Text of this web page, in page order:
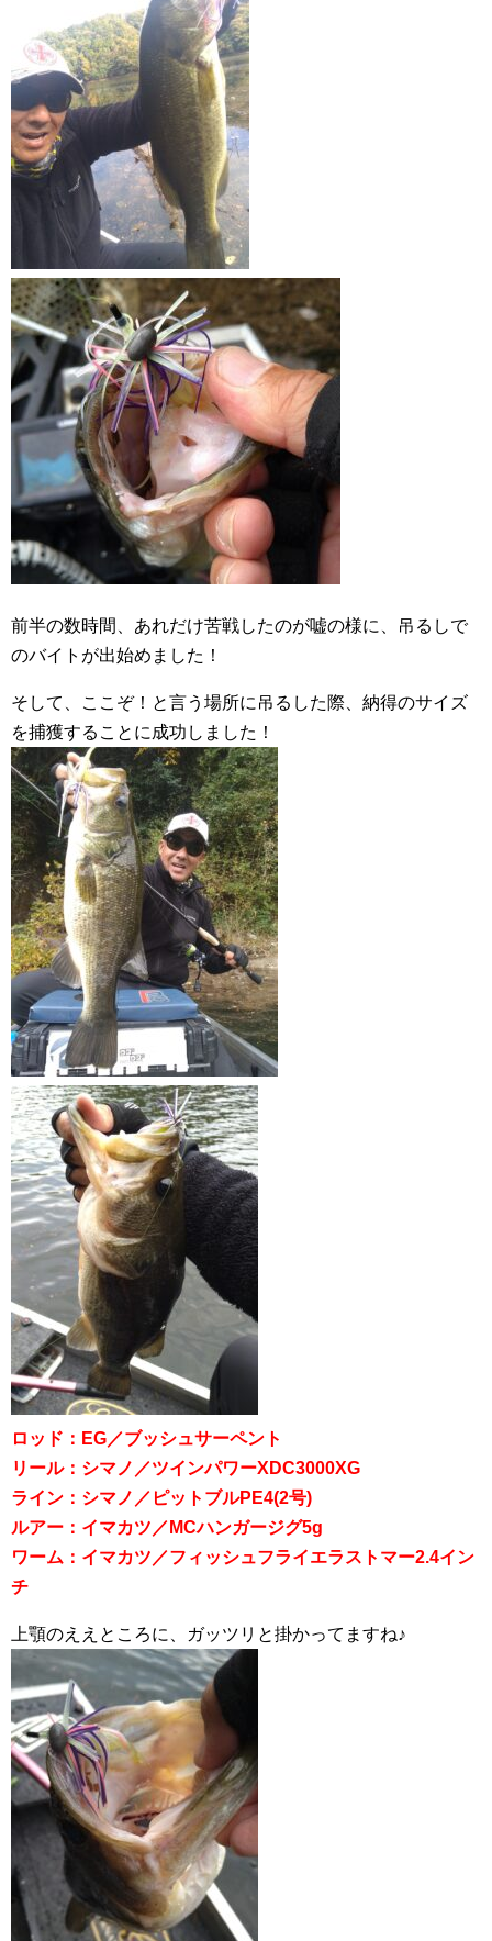
前半の数時間、あれだけ苦戦したのが嘘の様に、吊るしで
のバイトが出始めました！
そして、ここぞ！と言う場所に吊るした際、納得のサイズ
を捕獲することに成功しました！
ロッド：EG／ブッシュサーペント
リール：シマノ／ツインパワーXDC3000XG
ライン：シマノ／ピットブルPE4(2号)
ルアー：イマカツ／MCハンガージグ5g
ワーム：イマカツ／フィッシュフライエラストマー2.4イン
チ
上顎のええところに、ガッツリと掛かってますね♪